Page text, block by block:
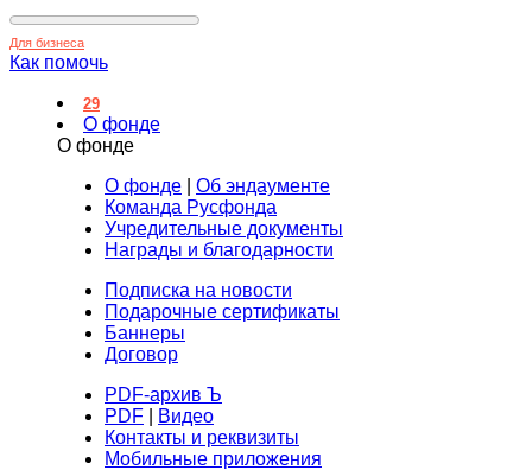
Для бизнеса
Как помочь
29
О фонде
О фонде
О фонде
Об эндаументе
Команда Русфонда
Учредительные документы
Награды и благодарности
Подписка на новости
Подарочные сертификаты
Баннеры
Договор
PDF-архив Ъ
PDF
Видео
Контакты и реквизиты
Мобильные приложения